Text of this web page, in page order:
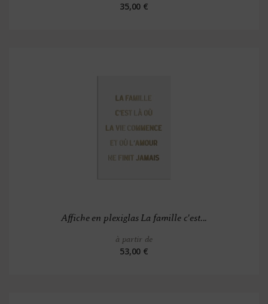
35,00 €
Affiche en plexiglas La famille c'est...
à partir de
53,00 €